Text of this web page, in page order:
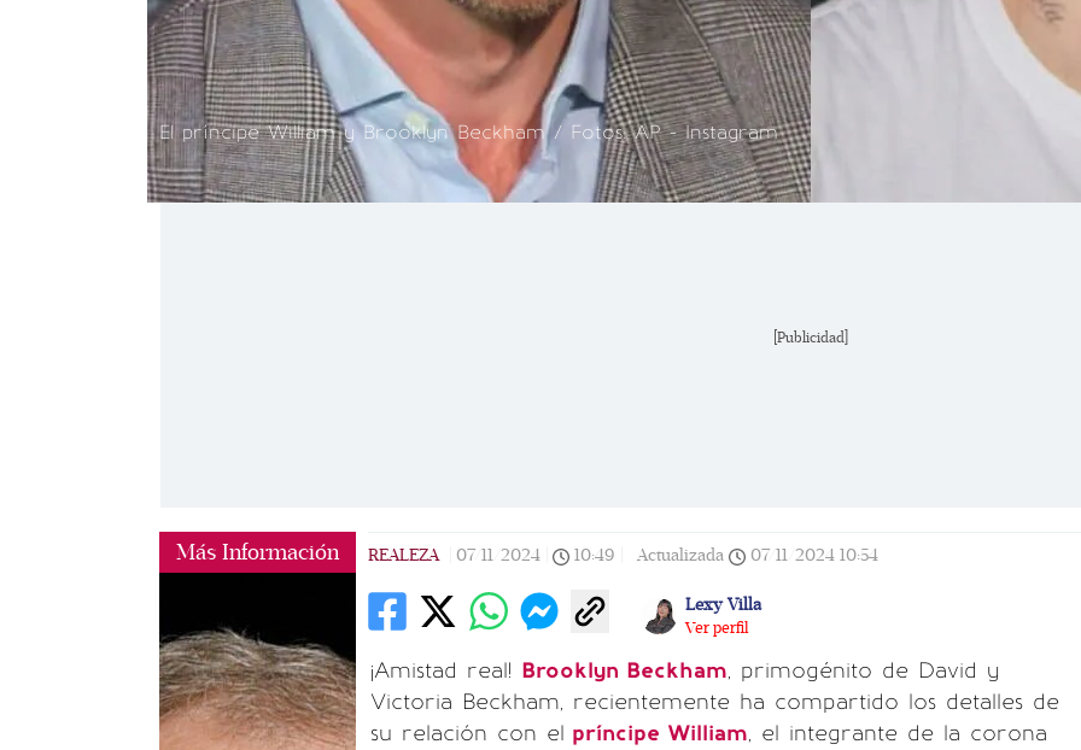
El príncipe William y Brooklyn Beckham / Fotos: AP - Instagram
[Publicidad]
Más Información REALEZA 07/11/2024 10:49 Actualizada 07/11/2024 10:54
Lexy Villa
Ver perfil
¡Amistad real! Brooklyn Beckham, primogénito de David y
Victoria Beckham, recientemente ha compartido los detalles de
su relación con el príncipe William, el integrante de la corona